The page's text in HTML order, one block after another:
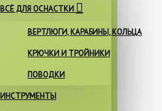
ВСЁ ДЛЯ ОСНАСТКИ
ВЕРТЛЮГИ, КАРАБИНЫ, КОЛЬЦА
КРЮЧКИ И ТРОЙНИКИ
ПОВОДКИ
ИНСТРУМЕНТЫ